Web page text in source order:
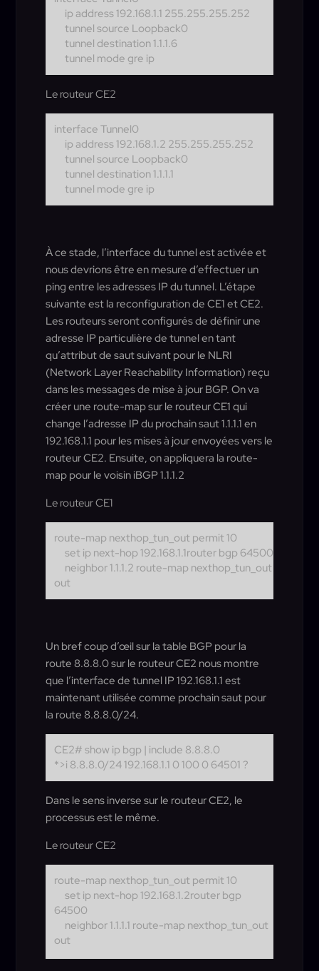
ip address 192.168.1.1 255.255.255.252
tunnel source Loopback0
tunnel destination 1.1.1.6
tunnel mode gre ip
Le routeur CE2
interface Tunnel0
ip address 192.168.1.2 255.255.255.252
tunnel source Loopback0
tunnel destination 1.1.1.1
tunnel mode gre ip
À ce stade, l’interface du tunnel est activée et
nous devrions être en mesure d’effectuer un
ping entre les adresses IP du tunnel. L’étape
suivante est la reconfiguration de CE1 et CE2.
Les routeurs seront configurés de définir une
adresse IP particulière de tunnel en tant
qu’attribut de saut suivant pour le NLRI
(Network Layer Reachability Information) reçu
dans les messages de mise à jour BGP. On va
créer une route-map sur le routeur CE1 qui
change l’adresse IP du prochain saut 1.1.1.1 en
192.168.1.1 pour les mises à jour envoyées vers le
routeur CE2. Ensuite, on appliquera la route-
map pour le voisin iBGP 1.1.1.2
Le routeur CE1
route-map nexthop_tun_out permit 10
set ip next-hop 192.168.1.1router bgp 64500
neighbor 1.1.1.2 route-map nexthop_tun_out
out
Un bref coup d’œil sur la table BGP pour la
route 8.8.8.0 sur le routeur CE2 nous montre
que l’interface de tunnel IP 192.168.1.1 est
maintenant utilisée comme prochain saut pour
la route 8.8.8.0/24.
CE2# show ip bgp | include 8.8.8.0
*>i 8.8.8.0/24 192.168.1.1 0 100 0 64501 ?
Dans le sens inverse sur le routeur CE2, le
processus est le même.
Le routeur CE2
route-map nexthop_tun_out permit 10
set ip next-hop 192.168.1.2router bgp
64500
neighbor 1.1.1.1 route-map nexthop_tun_out
out